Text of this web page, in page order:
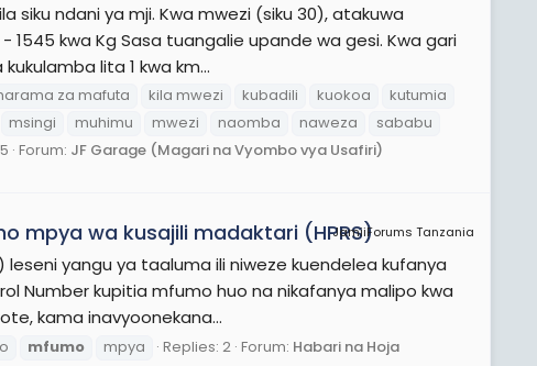
siku ndani ya mji. Kwa mwezi (siku 30), atakuwa
kwa Kg Sasa tuangalie upande wa gesi. Kwa gari
lita 1 kwa km...
za mafuta kila mwezi kubadili kuokoa
kutumia
msingi muhimu mwezi naomba naweza
sababu
Forum: JF Garage (Magari na Vyombo vya Usafiri)
JamiiForums Tanzania
mpya wa kusajili madaktari (HPRS)
yangu ya taaluma ili niweze kuendelea kufanya
Number kupitia mfumo huo na nikafanya malipo kwa
kama inavyoonekana...
mfumo mpya Replies: 2 Forum: Habari na Hoja